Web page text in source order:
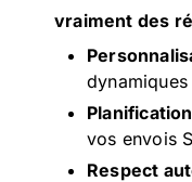
vraiment des
vos envois
Respect